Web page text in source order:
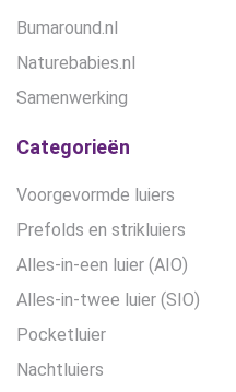
Bumaround.nl
Naturebabies.nl
Samenwerking
Categorieën
Voorgevormde luiers
Prefolds en strikluiers
Alles-in-een luier (AIO)
Alles-in-twee luier (SIO)
Pocketluier
Nachtluiers